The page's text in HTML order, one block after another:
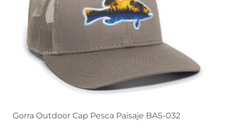
Gorra Outdoor Cap Pesca Paisaje BAS-032